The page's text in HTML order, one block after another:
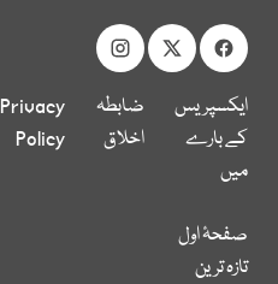
ایکسپریس
کے بارے
میں
ضابطہ
اخلاق
Privacy
Policy
صفحۂ اول
تازہ ترین